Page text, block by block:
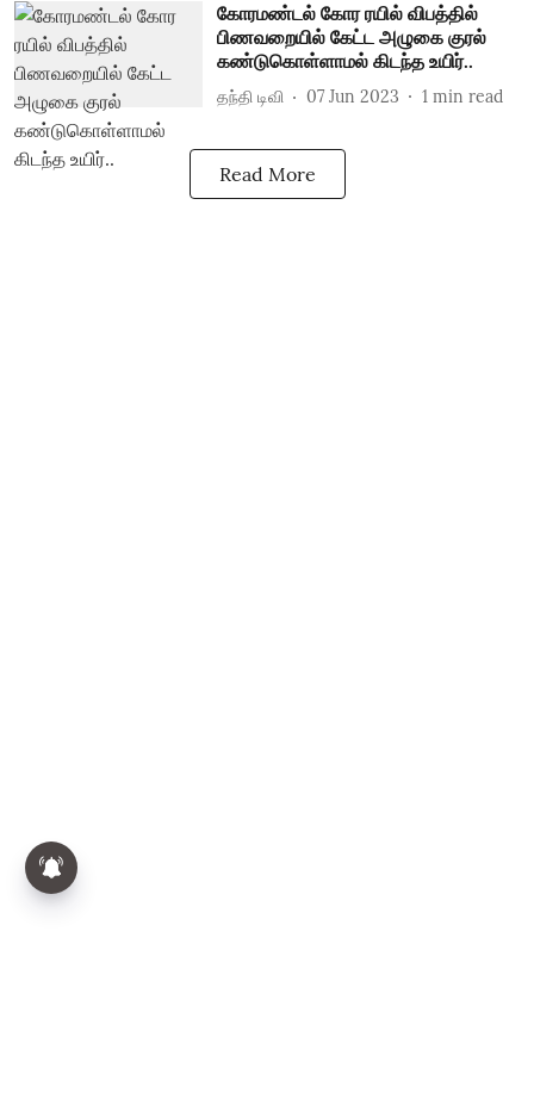
கோரமண்டல் கோர ரயில் விபத்தில்
பிணவறையில் கேட்ட அழுகை குரல்
கண்டுகொள்ளாமல் கிடந்த உயிர்..
தந்தி டிவி 07 Jun 2023 1 min read
Read More